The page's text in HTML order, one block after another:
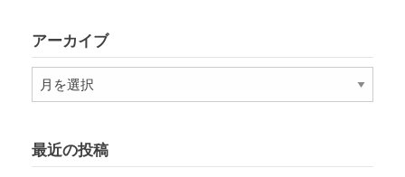
ー
アーカイブ
ア
ー
ブ
最近の投稿